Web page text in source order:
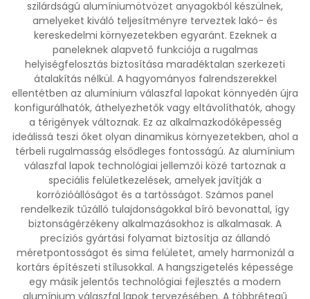
szilárdságú alumíniumötvözet anyagokból készülnek,
amelyeket kiváló teljesítményre terveztek lakó- és
kereskedelmi környezetekben egyaránt. Ezeknek a
paneleknek alapvető funkciója a rugalmas
helyiségfelosztás biztosítása maradéktalan szerkezeti
átalakítás nélkül. A hagyományos falrendszerekkel
ellentétben az alumínium válaszfal lapokat könnyedén újra
konfigurálhatók, áthelyezhetők vagy eltávolíthatók, ahogy
a térigények változnak. Ez az alkalmazkodóképesség
ideálissá teszi őket olyan dinamikus környezetekben, ahol a
térbeli rugalmasság elsődleges fontosságú. Az alumínium
válaszfal lapok technológiai jellemzői közé tartoznak a
speciális felületkezelések, amelyek javítják a
korrózióállóságot és a tartósságot. Számos panel
rendelkezik tűzálló tulajdonságokkal bíró bevonattal, így
biztonságérzékeny alkalmazásokhoz is alkalmasak. A
precíziós gyártási folyamat biztosítja az állandó
méretpontosságot és sima felületet, amely harmonizál a
kortárs építészeti stílusokkal. A hangszigetelés képessége
egy másik jelentős technológiai fejlesztés a modern
alumínium válaszfal lapok tervezésében. A többrétegű